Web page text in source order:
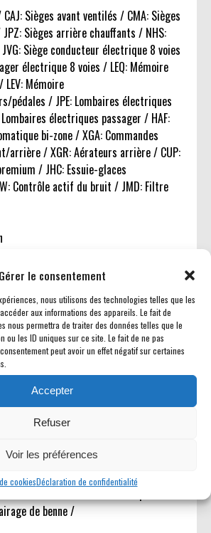
Gérer le consentement
nous utilisons des technologies telles que les
aux informations des appareils. Le fait de
nous permettra de traiter des données telles que le
ou les ID uniques sur ce site. Le fait de ne pas
peut avoir un effet négatif sur certaines
Accepter
Refuser
Voir les préférences
cookiesDéclaration de confidentialité
Sièges avant ventilés / CMA: Sièges
Sièges arrière chauffants / NHS:
Siège conducteur électrique 8 voies
électrique 8 voies / LEQ: Mémoire
Mémoire
pédales / JPE: Lombaires électriques
électriques passager / HAF:
bi-zone / XGA: Commandes
arrière / XGR: Aérateurs arrière / CUP:
/ JHC: Essuie-glaces
Contrôle actif du bruit / JMD: Filtre
MBP: Pare-chocs avant couleur
chocs arrière couleur carrosserie
MGB: Capot Sport Performance / MMD:
/ ME6: Badge calandre RAM noir / M17:
/ LTG: Cerclages feux arrière noirs /
phares noirs / MY7: Marchepieds
/ JRC: Hayon électrique / MWD: Hayon
/ LNV: Antibrouillards LED avant /
avant / LN1: Animation lumineuse
de benne /